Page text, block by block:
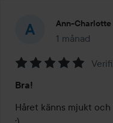
Ann-Charlotte
1 månad
Inlägget
5
av
Bra!
Håret känns mjukt